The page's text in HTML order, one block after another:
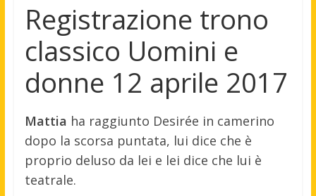
Registrazione trono
classico Uomini e
donne 12 aprile 2017
Mattia ha raggiunto Desirée in camerino
dopo la scorsa puntata, lui dice che è
proprio deluso da lei e lei dice che lui è
teatrale.